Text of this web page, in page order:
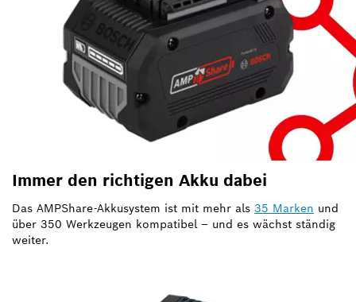
Immer den richtigen Akku dabei
Das AMPShare-Akkusystem ist mit mehr als 35 Marken und
über 350 Werkzeugen kompatibel – und es wächst ständig
weiter.